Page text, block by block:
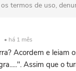
termos de uso,
• há 1 mês
Acordem e leiam
Assim que o